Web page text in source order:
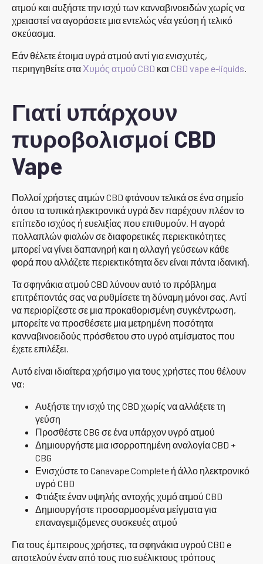
ατμού και αυξήστε την ισχύ των κανναβινοειδών χωρίς να
χρειαστεί να αγοράσετε μια εντελώς νέα γεύση ή τελικό
σκεύασμα.
Εάν θέλετε έτοιμα υγρά ατμού αντί για ενισχυτές,
περιηγηθείτε στα Χυμός ατμού CBD και CBD vape e-liquids.
Γιατί υπάρχουν
πυροβολισμοί CBD
Vape
Πολλοί χρήστες ατμών CBD φτάνουν τελικά σε ένα σημείο
όπου τα τυπικά ηλεκτρονικά υγρά δεν παρέχουν πλέον το
επίπεδο ισχύος ή ευελιξίας που επιθυμούν. Η αγορά
πολλαπλών φιαλών σε διαφορετικές περιεκτικότητες
μπορεί να γίνει δαπανηρή και η αλλαγή γεύσεων κάθε
φορά που αλλάζετε περιεκτικότητα δεν είναι πάντα ιδανική.
Τα σφηνάκια ατμού CBD λύνουν αυτό το πρόβλημα
επιτρέποντάς σας να ρυθμίσετε τη δύναμη μόνοι σας. Αντί
να περιορίζεστε σε μια προκαθορισμένη συγκέντρωση,
μπορείτε να προσθέσετε μια μετρημένη ποσότητα
κανναβινοειδούς πρόσθετου στο υγρό ατμίσματος που
έχετε επιλέξει.
Αυτό είναι ιδιαίτερα χρήσιμο για τους χρήστες που θέλουν
να:
Αυξήστε την ισχύ της CBD χωρίς να αλλάξετε τη
γεύση
Προσθέστε CBG σε ένα υπάρχον υγρό ατμού
Δημιουργήστε μια ισορροπημένη αναλογία CBD +
CBG
Ενισχύστε το Canavape Complete ή άλλο ηλεκτρονικό
υγρό CBD
Φτιάξτε έναν υψηλής αντοχής χυμό ατμού CBD
Δημιουργήστε προσαρμοσμένα μείγματα για
επαναγεμιζόμενες συσκευές ατμού
Για τους έμπειρους χρήστες, τα σφηνάκια υγρού CBD e
αποτελούν έναν από τους πιο ευέλικτους τρόπους